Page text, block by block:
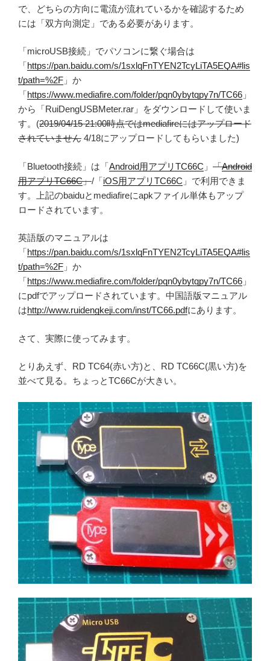
で、どちらの方向に電流が流れているかを確認するため
には「双方向測定」である必要があります。
「microUSB接続」でパソコンに繋ぐ場合は
「https://pan.baidu.com/s/1sxlqFnTYEN2TcyLiTA5EQA#lis
t/path=%2F 」か
「https://www.mediafire.com/folder/pqn0ybytqpy7n/TC66 」
から「RuiDengUSBMeter.rar」をダウンロードして使いま
す。(2019/04/15 21:00時点ではmediafireにはアップロード
されていません 4/18にアップロードしてもらいました)
「Bluetooth接続」は「Android用アプリTC66C 」 「Android
用アプリTC66C」/「iOS用アプリTC66C 」で利用できま
す。上記のbaiduとmediafireにapkファイル単体もアップ
ロードされています。
英語版のマニュアルは
「https://pan.baidu.com/s/1sxlqFnTYEN2TcyLiTA5EQA#lis
t/path=%2F 」か
「https://www.mediafire.com/folder/pqn0ybytqpy7n/TC66 」
にpdfでアップロードされています。中国語版マニュアル
はhttp://www.ruidengkeji.com/inst/TC66.pdfにあります。
さて、実際に使ってみます。
とりあえず、RD TC64(赤い方)と、RD TC66C(黒い方)を
並べて見る。ちょっとTC66Cが大きい。